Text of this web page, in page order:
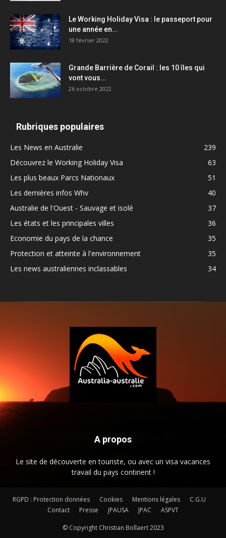
Le Working Holiday Visa : le passeport pour
une année en...
18 février 2022
Grande Barrière de Corail : les 10 îles qui
vont vous...
26 octobre 2022
Rubriques populaires
Les News en Australie
239
Découvrez le Working Holiday Visa
63
Les plus beaux Parcs Nationaux
51
Les dernières infos Whv
40
Australie de l'Ouest - Sauvage et isolé
37
Les états et les principales villes
36
Economie du pays de la chance
35
Protection et atteinte à l'environnement
35
Les news australiennes inclassables
34
A propos
Le site de découverte en touriste, ou avec un visa vacances
travail du pays continent !
RGPD : Protection données Cookies Mentions légales
C.G.U
Contact
Presse JPAUSA JPAC ASPVT
© Copyright Christian Bollaert 2023